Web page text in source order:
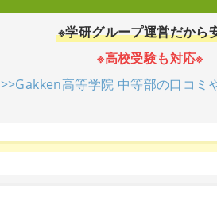
※学研グループ運営だから
※高校受験も対応※
>>Gakken高等学院 中等部の口コミ